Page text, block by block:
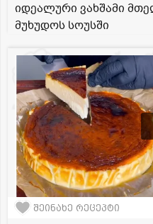
იდეალური ვახშამი
მუხუდოს სოუსში
შეინახე რეცეპტი